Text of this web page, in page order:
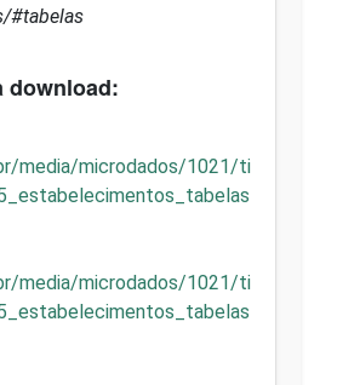
#tabelas
download:
media/microdados/1021/ti
media/microdados/1021/ti